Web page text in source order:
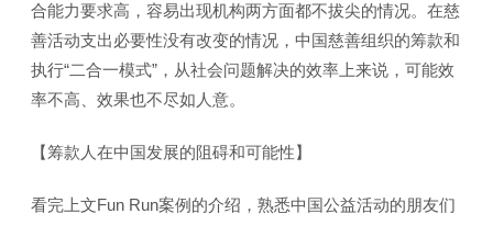
合能力要求高，容易出现机构两方面都不拔尖的情况。在慈
善活动支出必要性没有改变的情况，中国慈善组织的筹款和
执行“二合一模式”，从社会问题解决的效率上来说，可能效
率不高、效果也不尽如人意。
【筹款人在中国发展的阻碍和可能性】
看完上文Fun Run案例的介绍，熟悉中国公益活动的朋友们